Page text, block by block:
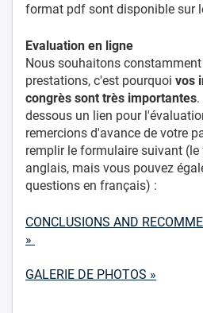
format pdf sont disponible sur
Evaluation en ligne
Nous souhaitons
prestations, c'est pourquoi vos
congrès sont très importantes
dessous un lien pour
remercions d'avance de votre
remplir le formulaire suivant
anglais, mais vous pouvez
questions en français) :
CONCLUSIONS AND
»
GALERIE DE PHOTOS »